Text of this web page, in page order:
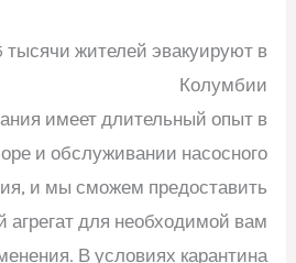
тысячи жителей эвакуируют в
Колумбии
имеет длительный опыт в
и обслуживании насосного
и мы сможем предоставить
агрегат для необходимой вам
В условиях карантина